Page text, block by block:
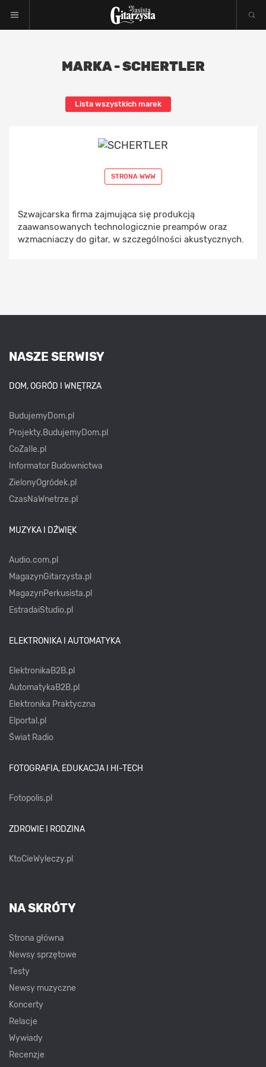
MARKA - SCHERTLER
Lista wszystkich marek
STRONA WWW
Szwajcarska firma zajmująca się produkcją
zaawansowanych technologicznie preampów oraz
wzmacniaczy do gitar, w szczególności akustycznych.
NASZE SERWISY
DOM, OGRÓD I WNĘTRZA
BudujemyDom.pl
Projekty.BudujemyDom.pl
CoZaIle.pl
Informator Budownictwa
ZielonyOgródek.pl
CzasNaWnetrze.pl
MUZYKA I DŹWIĘK
Audio.com.pl
MagazynGitarzysta.pl
MagazynPerkusista.pl
EstradaiStudio.pl
ELEKTRONIKA I AUTOMATYKA
ElektronikaB2B.pl
AutomatykaB2B.pl
Elektronika Praktyczna
Elportal.pl
Świat Radio
FOTOGRAFIA, EDUKACJA I HI-TECH
Fotopolis.pl
ZDROWIE I RODZINA
KtoCieWyleczy.pl
NA SKRÓTY
Strona główna
Newsy sprzętowe
Testy
Newsy muzyczne
Koncerty
Relacje
Wywiady
Recenzje